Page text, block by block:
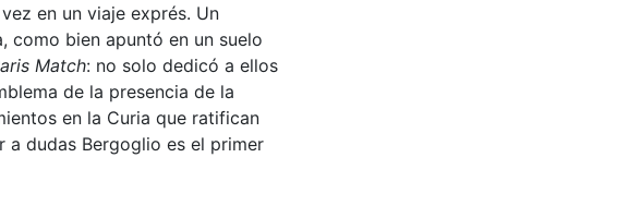
en un viaje exprés. Un
como bien apuntó en un suelo
Match: no solo dedicó a ellos
de la presencia de la
en la Curia que ratifican
a dudas Bergoglio es el primer